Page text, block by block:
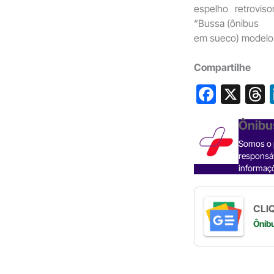
espelho
“Bussa (ônibus
em sueco) modelo
Compartilhe
F
c
e
b
o
o
k
X
s
Somos o